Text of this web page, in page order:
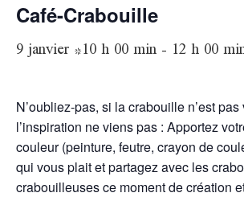
Café-Crabouille
9 janvier *10 h 00 min- 12 h 00
N’oubliez-pas, si la crabouille n’est pas
l’inspiration ne viens pas : Apportez
couleur (peinture, feutre, crayon de
qui vous plait et partagez avec les
crabouilleuses ce moment de création